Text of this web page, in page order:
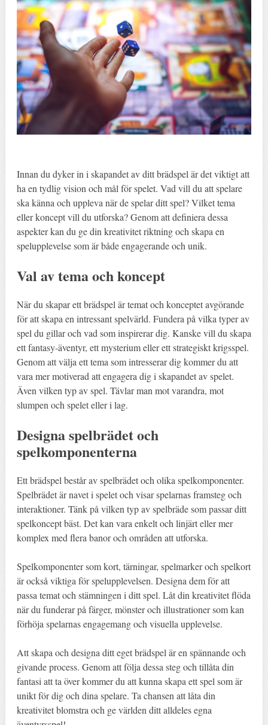
Innan du dyker in i skapandet av ditt brädspel är det viktigt att
ha en tydlig vision och mål för spelet. Vad vill du att spelare
ska känna och uppleva när de spelar ditt spel? Vilket tema
eller koncept vill du utforska? Genom att definiera dessa
aspekter kan du ge din kreativitet riktning och skapa en
spelupplevelse som är både engagerande och unik.
Val av tema och koncept
När du skapar ett brädspel är temat och konceptet avgörande
för att skapa en intressant spelvärld. Fundera på vilka typer av
spel du gillar och vad som inspirerar dig. Kanske vill du skapa
ett fantasy-äventyr, ett mysterium eller ett strategiskt krigsspel.
Genom att välja ett tema som intresserar dig kommer du att
vara mer motiverad att engagera dig i skapandet av spelet.
Även vilken typ av spel. Tävlar man mot varandra, mot
slumpen och spelet eller i lag.
Designa spelbrädet och
spelkomponenterna
Ett brädspel består av spelbrädet och olika spelkomponenter.
Spelbrädet är navet i spelet och visar spelarnas framsteg och
interaktioner. Tänk på vilken typ av spelbräde som passar ditt
spelkoncept bäst. Det kan vara enkelt och linjärt eller mer
komplex med flera banor och områden att utforska.
Spelkomponenter som kort, tärningar, spelmarker och spelkort
är också viktiga för spelupplevelsen. Designa dem för att
passa temat och stämningen i ditt spel. Låt din kreativitet flöda
när du funderar på färger, mönster och illustrationer som kan
förhöja spelarnas engagemang och visuella upplevelse.
Att skapa och designa ditt eget brädspel är en spännande och
givande process. Genom att följa dessa steg och tillåta din
fantasi att ta över kommer du att kunna skapa ett spel som är
unikt för dig och dina spelare. Ta chansen att låta din
kreativitet blomstra och ge världen ditt alldeles egna